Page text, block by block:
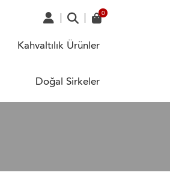
Kahvaltılık Ürünler
Doğal Sirkeler